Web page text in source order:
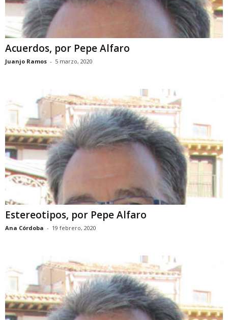
Acuerdos, por Pepe Alfaro
Juanjo Ramos - 5 marzo, 2020
Estereotipos, por Pepe Alfaro
Ana Córdoba - 19 febrero, 2020